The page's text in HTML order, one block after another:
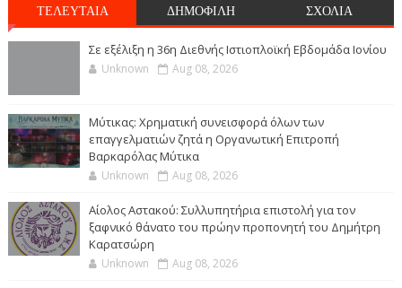
ΤΕΛΕΥΤΑΙΑ ΔΗΜΟΦΙΛΗ ΣΧΟΛΙΑ
Σε εξέλιξη η 36η Διεθνής Ιστιοπλοϊκή Εβδομάδα Ιονίου
Unknown Aug 08, 2026
Μύτικας: Χρηματική συνεισφορά όλων των
επαγγελματιών ζητά η Οργανωτική Επιτροπή
Βαρκαρόλας Μύτικα
Unknown Aug 08, 2026
Αίολος Αστακού: Συλλυπητήρια επιστολή για τον
ξαφνικό θάνατο του πρώην προπονητή του Δημήτρη
Καρατσώρη
Unknown Aug 08, 2026